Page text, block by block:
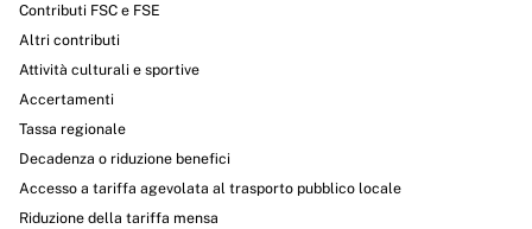
Contributi FSC e FSE
Altri contributi
Attività culturali e sportive
Accertamenti
Tassa regionale
Decadenza o riduzione benefici
Accesso a tariffa agevolata al trasporto pubblico locale
Riduzione della tariffa mensa